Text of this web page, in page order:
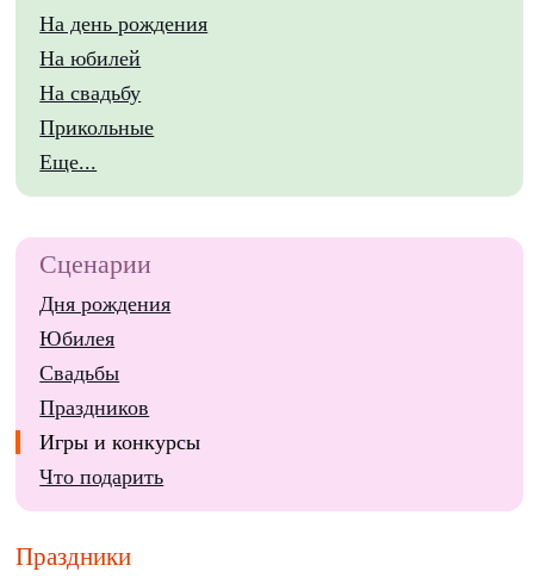
На день рождения
На юбилей
На свадьбу
Прикольные
Еще...
Сценарии
Дня рождения
Юбилея
Свадьбы
Праздников
Игры и конкурсы
Что подарить
Праздники